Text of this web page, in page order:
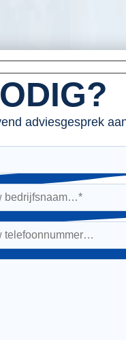
adviesgesprek